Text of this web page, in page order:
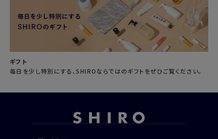
ギフト
毎日を少し特別にする、SHIROならではのギフトをぜひご覧ください。